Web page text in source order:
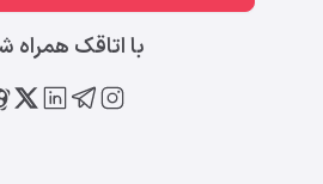
با اتاقک همراه